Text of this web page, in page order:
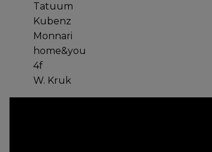
Tatuum
Kubenz
Monnari
home&you
4f
W. Kruk